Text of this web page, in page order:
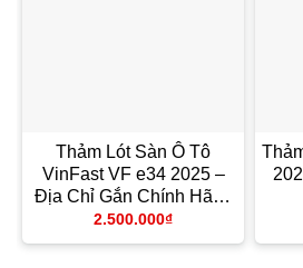
Thảm Lót Sàn Ô Tô
VinFast VF e34 2025 –
Địa Chỉ Gắn Chính Hãng
TPHCM
2.500.000₫